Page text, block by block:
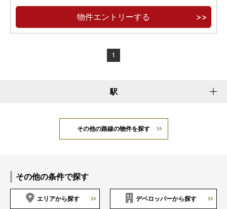
物件エントリーする
1
駅
その他の路線の物件を探す
その他の条件で探す
エリアから探す デベロッパーから探す